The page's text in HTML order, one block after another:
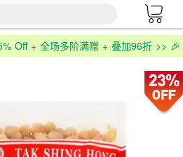
Off + 全场多阶满赠 + 叠加96折 >> 🎉